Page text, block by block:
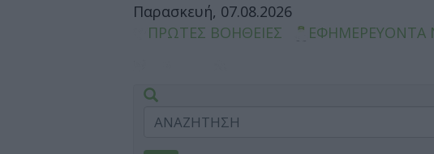
Παρασκευή, 07.08.2026
ΠΡΩΤΕΣ ΒΟΗΘΕΙΕΣ
ΕΦΗΜΕΡΕΥΟΝΤΑ